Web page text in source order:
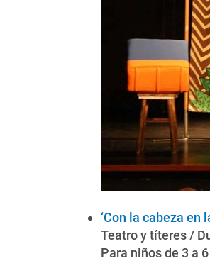
‘Con la cabeza en
Teatro y títeres /
Para niños de 3 a